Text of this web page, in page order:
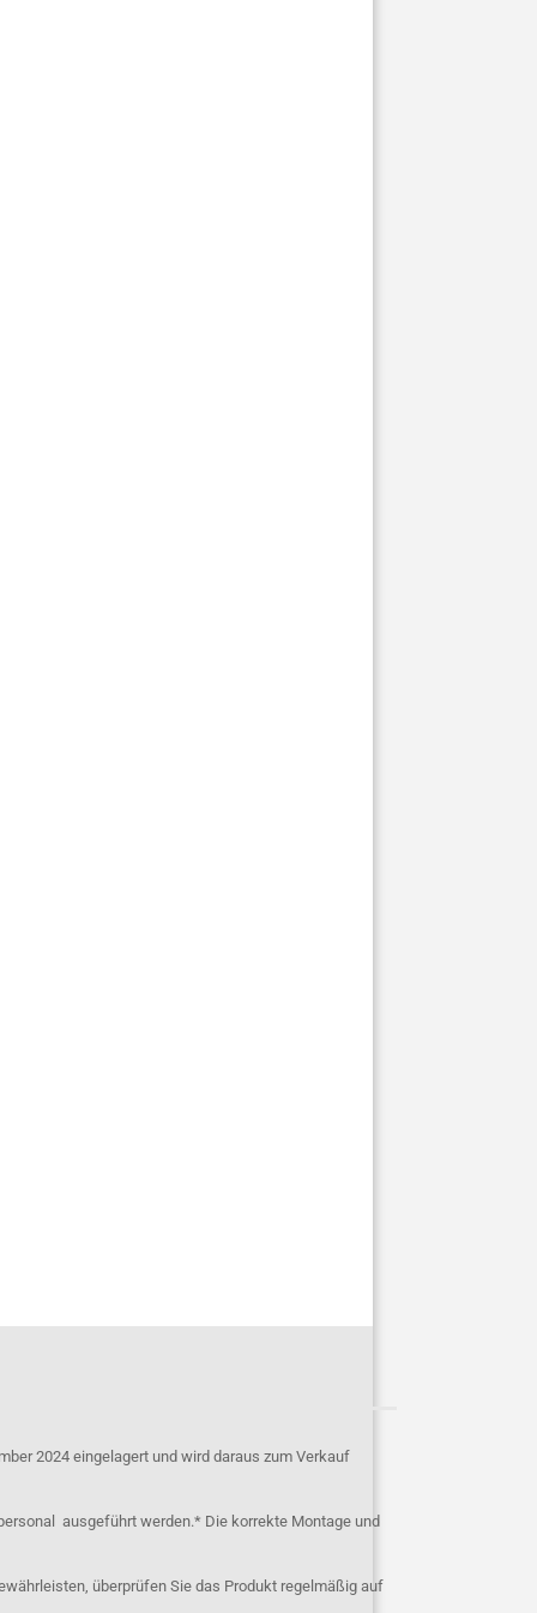
2024 eingelagert und wird daraus zum Verkauf
ausgeführt werden.* Die korrekte Montage und
überprüfen Sie das Produkt regelmäßig auf